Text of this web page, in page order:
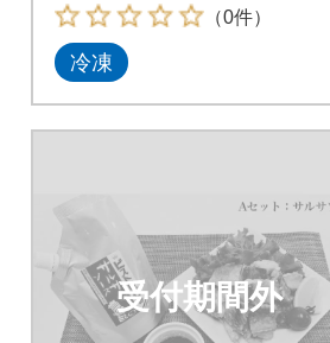
（0件）
冷凍
受付期間外